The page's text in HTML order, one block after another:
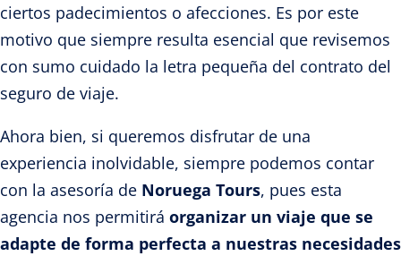
ciertos padecimientos o afecciones. Es por este
motivo que siempre resulta esencial que revisemos
con sumo cuidado la letra pequeña del contrato del
seguro de viaje.
Ahora bien, si queremos disfrutar de una
experiencia inolvidable, siempre podemos contar
con la asesoría de Noruega Tours, pues esta
agencia nos permitirá organizar un viaje que se
adapte de forma perfecta a nuestras necesidades